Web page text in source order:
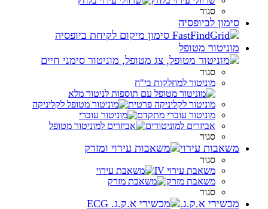
סגור
סימון לביופסיה
מוניטור מטופל
סגור
מוניטור למחלקות בי"ח
מוניטור לקליניקה פרטית
מוניטור עוברי מתקדם
אביזרים למוניטורים
סגור
משאבות עירוי
סגור
משאבת עירוי IV
משאבת מזרק
סגור
מכשירי א.ק.ג.